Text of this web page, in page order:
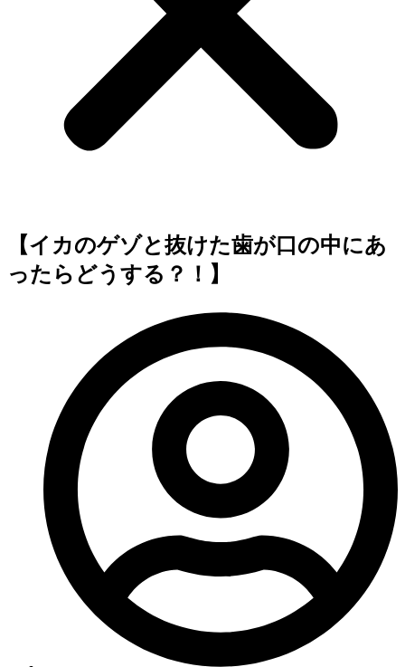
【イカのゲゾと抜けた歯が口の中にあ
ったらどうする？！】